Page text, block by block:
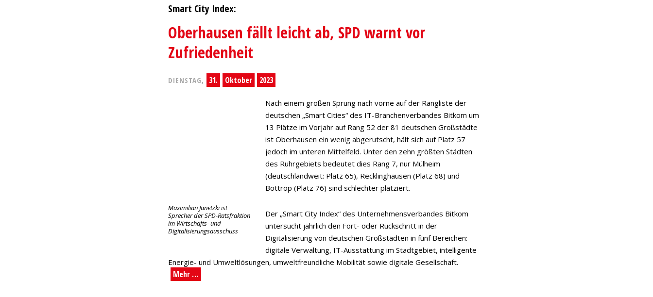
Smart City Index:
Oberhausen fällt leicht ab, SPD warnt vor
Zufriedenheit
DIENSTAG, 31. Oktober 2023
Maximilian Janetzki ist
Sprecher der SPD-Ratsfraktion
im Wirtschafts- und
Digitalisierungsausschuss
Nach einem großen Sprung nach vorne auf der Rangliste der
deutschen „Smart Cities“ des IT-Branchenverbandes Bitkom um
13 Plätze im Vorjahr auf Rang 52 der 81 deutschen Großstädte
ist Oberhausen ein wenig abgerutscht, hält sich auf Platz 57
jedoch im unteren Mittelfeld. Unter den zehn größten Städten
des Ruhrgebiets bedeutet dies Rang 7, nur Mülheim
(deutschlandweit: Platz 65), Recklinghausen (Platz 68) und
Bottrop (Platz 76) sind schlechter platziert.
Der „Smart City Index“ des Unternehmensverbandes Bitkom
untersucht jährlich den Fort- oder Rückschritt in der
Digitalisierung von deutschen Großstädten in fünf Bereichen:
digitale Verwaltung, IT-Ausstattung im Stadtgebiet, intelligente
Energie- und Umweltlösungen, umweltfreundliche Mobilität sowie digitale Gesellschaft.
Mehr …